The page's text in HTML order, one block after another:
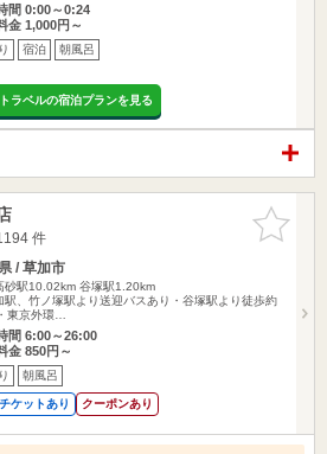
間 0:00～0:24
金 1,000円～
宿泊 朝風呂
ラベルの宿泊プランを見る
お気に入
りに追加
件
/ 草加市
砂駅10.02km 谷塚駅1.20km
駅、竹ノ塚駅より送迎バスあり・谷塚駅より徒歩約
東京外環…
間 6:00～26:00
金 850円～
朝風呂
ケットあり クーポンあり